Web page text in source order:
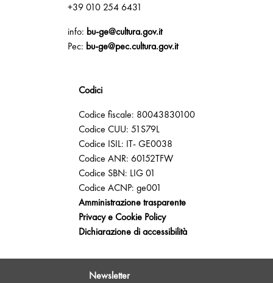
+39 010 254 6431
info: bu-ge@cultura.gov.it
Pec: bu-ge@pec.cultura.gov.it
Codici
Codice fiscale: 80043830100
Codice CUU: 51S79L
Codice ISIL: IT- GE0038
Codice ANR: 60152TFW
Codice SBN: LIG 01
Codice ACNP: ge001
Amministrazione trasparente
Privacy e Cookie Policy
Dichiarazione di accessibilità
Newsletter